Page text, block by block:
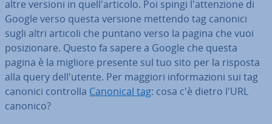
altre versioni in quel­l'ar­ti­co­lo. Poi spingi l'at­ten­zio­ne di
Google verso questa versione mettendo tag canonici
sugli altri articoli che puntano verso la pagina che vuoi
po­si­zio­na­re. Questo fa sapere a Google che questa
pagina è la migliore presente sul tuo sito per la risposta
alla query del­l'u­ten­te. Per maggiori in­for­ma­zio­ni sui tag
canonici controlla Canonical tag: cosa c'è dietro l'URL
canonico?